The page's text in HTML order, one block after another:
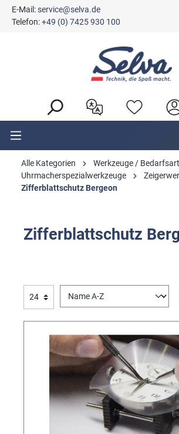
springen
E-Mail:service@selva.de
Telefon:+49 (0) 7425 930 100
Alle Kategorien
Werkzeuge /
Uhrmacherspezialwerkzeuge
Zifferblattschutz Bergeon
Zifferblattschutz